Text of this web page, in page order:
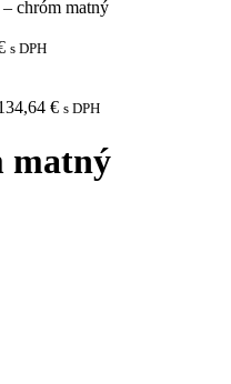
chróm matný
s DPH
€ s DPH
matný